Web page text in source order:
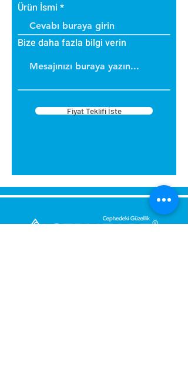
Ürün İsmi
Bize daha fazla bilgi verin
Fiyat Teklifi İste